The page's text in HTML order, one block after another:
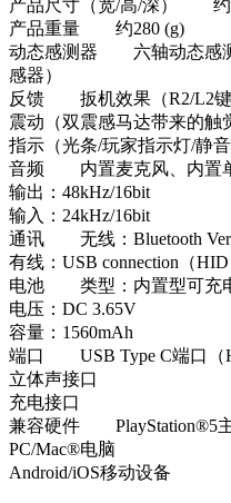
产品尺寸（宽/高/深） 约
产品重量 约280 (g)
动态感测器 六轴动态感测
感器）
反馈 扳机效果（R2/L2键
震动（双震感马达带来的触
指示（光条/玩家指示灯/静音
音频 内置麦克风、内置单
输出：48kHz/16bit
输入：24kHz/16bit
通讯 无线：Bluetooth
有线：USB connection（HID
电池 类型：内置型可充
电压：DC 3.65V
容量：1560mAh
端口 USB Type C端口（
立体声接口
充电接口
兼容硬件 PlayStation®5
PC/Mac®电脑
Android/iOS移动设备